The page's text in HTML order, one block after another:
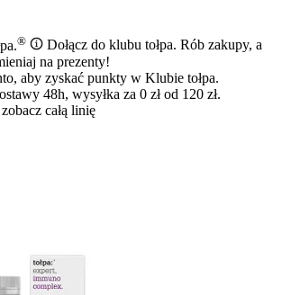
®
Dołącz do klubu tołpa. Rób zakupy, a
na prezenty!
aby zyskać punkty w Klubie tołpa.
48h, wysyłka za 0 zł od 120 zł.
zobacz całą linię